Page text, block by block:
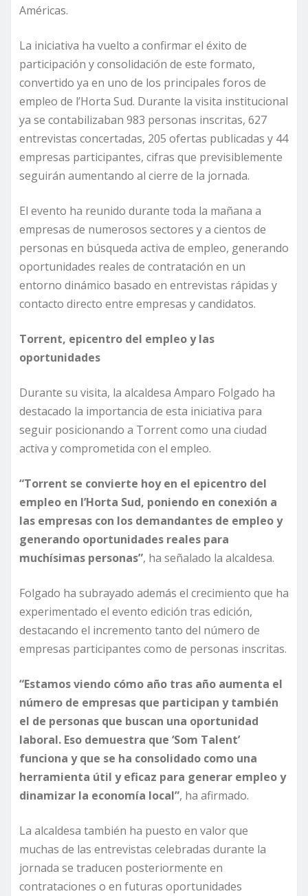
Américas.
La iniciativa ha vuelto a confirmar el éxito de
participación y consolidación de este formato,
convertido ya en uno de los principales foros de
empleo de l’Horta Sud. Durante la visita institucional
ya se contabilizaban 983 personas inscritas, 627
entrevistas concertadas, 205 ofertas publicadas y 44
empresas participantes, cifras que previsiblemente
seguirán aumentando al cierre de la jornada.
El evento ha reunido durante toda la mañana a
empresas de numerosos sectores y a cientos de
personas en búsqueda activa de empleo, generando
oportunidades reales de contratación en un
entorno dinámico basado en entrevistas rápidas y
contacto directo entre empresas y candidatos.
Torrent, epicentro del empleo y las
oportunidades
Durante su visita, la alcaldesa Amparo Folgado ha
destacado la importancia de esta iniciativa para
seguir posicionando a Torrent como una ciudad
activa y comprometida con el empleo.
“Torrent se convierte hoy en el epicentro del
empleo en l’Horta Sud, poniendo en conexión a
las empresas con los demandantes de empleo y
generando oportunidades reales para
muchísimas personas”, ha señalado la alcaldesa.
Folgado ha subrayado además el crecimiento que ha
experimentado el evento edición tras edición,
destacando el incremento tanto del número de
empresas participantes como de personas inscritas.
“Estamos viendo cómo año tras año aumenta el
número de empresas que participan y también
el de personas que buscan una oportunidad
laboral. Eso demuestra que ‘Som Talent’
funciona y que se ha consolidado como una
herramienta útil y eficaz para generar empleo y
dinamizar la economía local”, ha afirmado.
La alcaldesa también ha puesto en valor que
muchas de las entrevistas celebradas durante la
jornada se traducen posteriormente en
contrataciones o en futuras oportunidades